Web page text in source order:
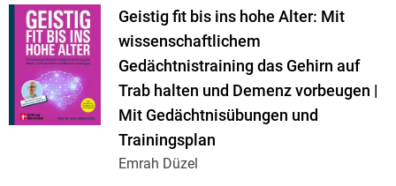
Geistig fit bis ins hohe Alter: Mit
wissenschaftlichem
Gedächtnistraining das Gehirn auf
Trab halten und Demenz vorbeugen |
Mit Gedächtnisübungen und
Trainingsplan
Emrah Düzel